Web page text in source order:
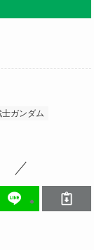
士ガンダム